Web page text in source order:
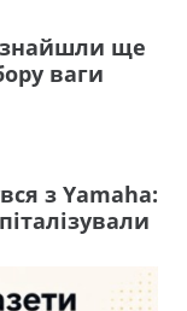
знайшли ще
ваги
з Yamaha: